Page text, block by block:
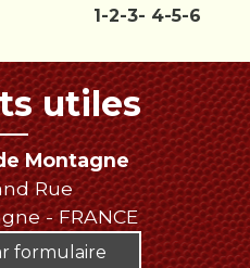
1-2-3- 4-5-6
utiles
Montagne
Rue
- FRANCE
formulaire